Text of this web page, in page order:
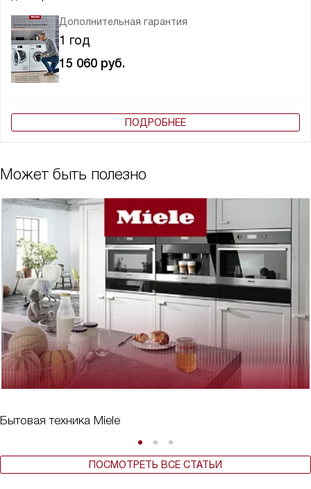
Дополнительная гарантия
1 год
15 060 руб.
ПОДРОБНЕЕ
Может быть полезно
Бытовая техника Miele
ПОСМОТРЕТЬ ВСЕ СТАТЬИ